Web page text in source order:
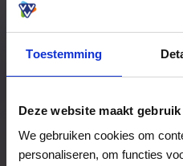
Toestemming
Deze website maakt
We gebruiken cookies om
personaliseren, om functies
Meerdere adressen
Een bestelling volgen
Nog veel meer...